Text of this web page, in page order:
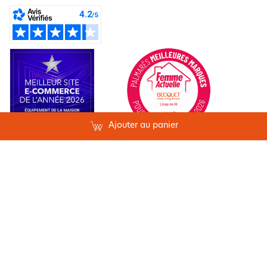
Ajouter au panier